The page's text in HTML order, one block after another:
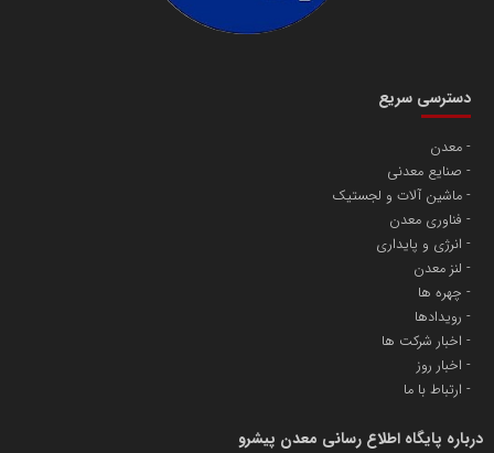
دسترسی سریع
معدن
صنایع معدنی
ماشین آلات و لجستیک
فناوری معدن
انرژی و پایداری
لنز معدن
چهره ها
رویدادها
اخبار شرکت ها
اخبار روز
ارتباط با ما
درباره پایگاه اطلاع رسانی معدن پیشرو